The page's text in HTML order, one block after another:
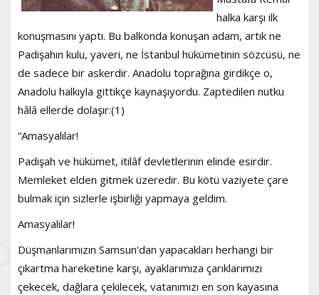
halka karşı ilk
konuşmasını yaptı. Bu balkonda konuşan adam, artık ne
Padişahın kulu, yaveri, ne İstanbul hükümetinin sözcüsü, ne
de sadece bir askerdir. Anadolu toprağına girdikçe o,
Anadolu halkıyla gittikçe kaynaşıyordu. Zaptedilen nutku
hâlâ ellerde dolaşır:(1)
“Amasyalılar!
Padişah ve hükümet, itilâf devletlerinin elinde esirdir.
Memleket elden gitmek üzeredir. Bu kötü vaziyete çare
bulmak için sizlerle işbirliği yapmaya geldim.
Amasyalılar!
Düşmanlarımızın Samsun'dan yapacakları herhangi bir
çıkartma hareketine karşı, ayaklarımıza çarıklarımızı
çekecek, dağlara çekilecek, vatanımızı en son kayasına